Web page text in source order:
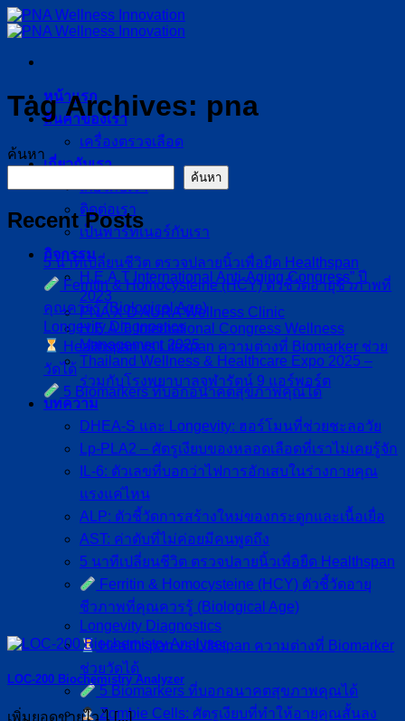
ข้าม
ไป
หน้าแรก
สินค้าของเรา
เครื่องตรวจเลือด
เกี่ยวกับเรา
เกี่ยวกับเรา
ติดต่อเรา
เป็นพาร์ทเนอร์กับเรา
กิจกรรม
H.E.A.T International Anti-Aging Congress” ปี
2023
PNA X D AURA Wellness Clinic
H.E.A.T. International Congress Wellness
Management 2025
Thailand Wellness & Healthcare Expo 2025 –
ร่วมกับโรงพยาบาลจุฬารัตน์ 9 แอร์พอร์ต
บทความ
DHEA-S และ Longevity: ฮอร์โมนที่ช่วยชะลอวัย
Lp-PLA2 – ศัตรูเงียบของหลอดเลือดที่เราไม่เคยรู้จัก
IL-6: ตัวเลขที่บอกว่าไฟการอักเสบในร่างกายคุณ
แรงแค่ไหน
ALP: ตัวชี้วัดการสร้างใหม่ของกระดูกและเนื้อเยื่อ
AST: ค่าตับที่ไม่ค่อยมีคนพูดถึง
5 นาทีเปลี่ยนชีวิต ตรวจปลายนิ้วเพื่อยืด Healthspan
Ferritin & Homocysteine (HCY) ตัวชี้วัดอายุ
ชีวภาพที่คุณควรรู้ (Biological Age)
Longevity Diagnostics
Healthspan vs Lifespan ความต่างที่ Biomarker
ช่วยวัดได้
5 Biomarkers ที่บอกอนาคตสุขภาพคุณได้
Zombie Cells: ศัตรูเงียบที่ทำให้อายุคุณสั้นลง
Tag Archives: pna
ค้นหา
ค้นหา
Recent Posts
5 นาทีเปลี่ยนชีวิต ตรวจปลายนิ้วเพื่อยืด Healthspan
Ferritin & Homocysteine (HCY) ตัวชี้วัดอายุชีวภาพที่
คุณควรรู้ (Biological Age)
Longevity Diagnostics
Healthspan vs Lifespan ความต่างที่ Biomarker ช่วย
วัดได้
5 Biomarkers ที่บอกอนาคตสุขภาพคุณได้
LOC-200 Biochemistry Analyzer
เพิ่มยอดขายไว ไ [...]